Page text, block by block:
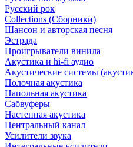
Русский рок
Сollections (Сборники)
Шансон и авторская песня
Эстрада
Проигрыватели винила
Акустика и hi-fi аудио
Акустические системы
Полочная акустика
Напольная акустика
Сабвуферы
Настенная акустика
Центральный канал
Усилители звука